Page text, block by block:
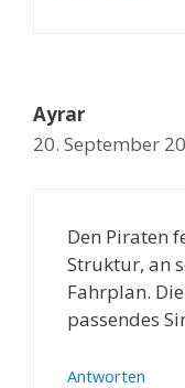
Ayrar
20. September
Den Piraten
Struktur, an
Fahrplan.
passendes
Antworten